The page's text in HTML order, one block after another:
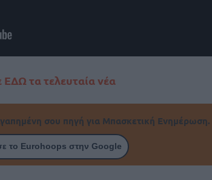
ΕΔΩ τα τελευταία νέα
σου πηγή για Μπασκετική Ενημέρωση.
το Eurohoops στην Google